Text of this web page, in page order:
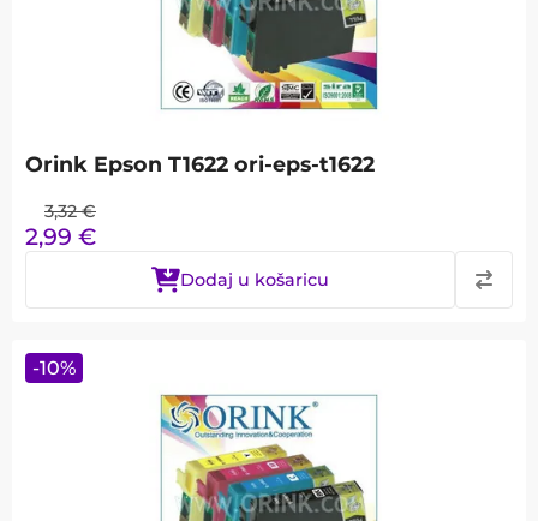
Orink Epson T1622 ori-eps-t1622
3,32 €
2,99 €
Dodaj u košaricu
-10%